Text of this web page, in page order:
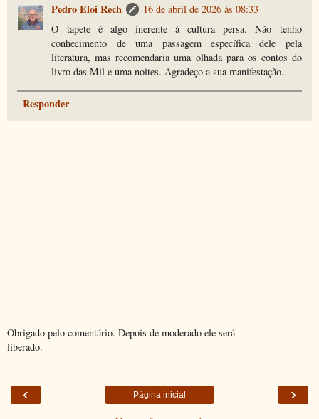
Pedro Eloi Rech
16 de abril de 2026 às 08:33
O tapete é algo inerente à cultura persa. Não tenho
conhecimento de uma passagem específica dele pela
literatura, mas recomendaria uma olhada para os contos do
livro das Mil e uma noites. Agradeço a sua manifestação.
Responder
Obrigado pelo comentário. Depois de moderado ele será
liberado.
‹ ›
Página inicial